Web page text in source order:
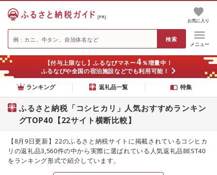
[PR]
お気に入り
メニュー
【付与上限なし】ふるなびマネー4％増量中！
ふるなびや全国の宿泊施設などでも利用可能！
ランキング
返礼品一覧 特集
ふるさと納税「コシヒカリ」人気おすすめランキン
グTOP40【22サイト横断比較】
【8月9日更新】22のふるさと納税サイトに掲載されているコシヒカ
リの返礼品3,560件の中から実際に選ばれている人気返礼品BEST40
をランキング形式で紹介しています。